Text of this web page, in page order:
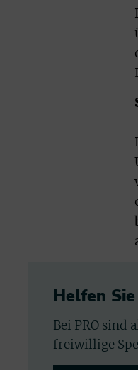
Helfen
Bei PRO sind
freiwillige